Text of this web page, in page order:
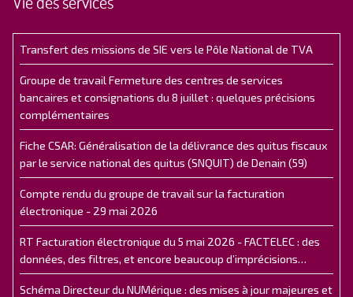
Transfert des missions de SIE vers le Pôle National de TVA
Groupe de travail Fermeture des centres de services
bancaires et consignations du 8 juillet : quelques précisions
complémentaires
Fiche CSAR: Généralisation de la délivrance des quitus fiscaux
par le service national des quitus (SNQUIT) de Denain (59)
Compte rendu du groupe de travail sur la facturation
électronique - 29 mai 2026
RT Facturation électronique du 5 mai 2026 - FACTELEC : des
données, des filtres, et encore beaucoup d’imprécisions…
Schéma Directeur du NUMérique : des mises à jour majeures et